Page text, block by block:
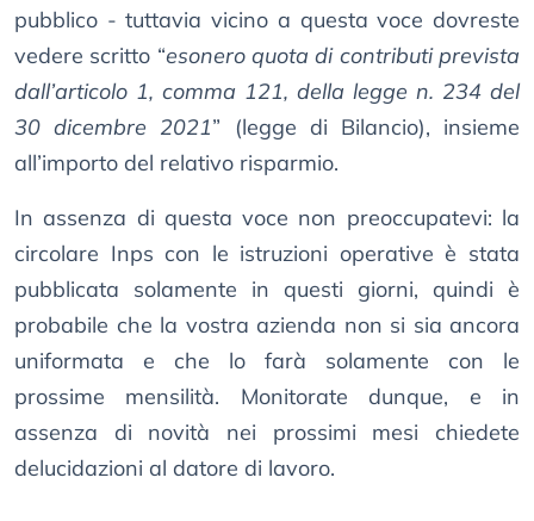
pubblico - tuttavia vicino a questa voce dovreste
vedere scritto “esonero quota di contributi prevista
dall’articolo 1, comma 121, della legge n. 234 del
30 dicembre 2021” (legge di Bilancio), insieme
all’importo del relativo risparmio.
In assenza di questa voce non preoccupatevi: la
circolare Inps con le istruzioni operative è stata
pubblicata solamente in questi giorni, quindi è
probabile che la vostra azienda non si sia ancora
uniformata e che lo farà solamente con le
prossime mensilità. Monitorate dunque, e in
assenza di novità nei prossimi mesi chiedete
delucidazioni al datore di lavoro.